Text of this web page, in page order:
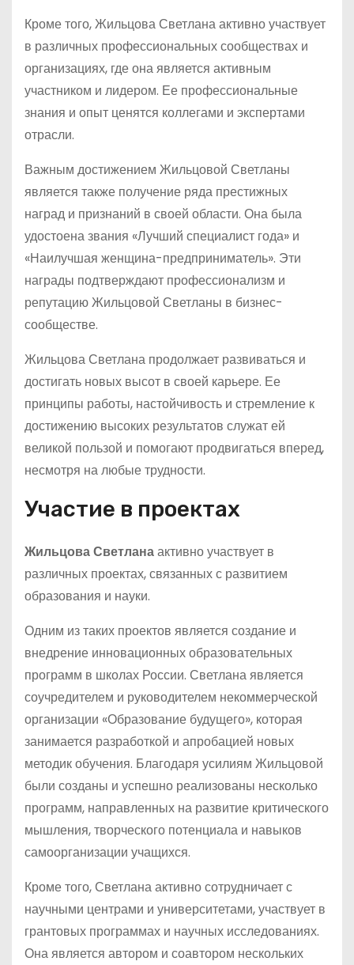
Кроме того, Жильцова Светлана активно участвует
в различных профессиональных сообществах и
организациях, где она является активным
участником и лидером. Ее профессиональные
знания и опыт ценятся коллегами и экспертами
отрасли.
Важным достижением Жильцовой Светланы
является также получение ряда престижных
наград и признаний в своей области. Она была
удостоена звания «Лучший специалист года» и
«Наилучшая женщина-предприниматель». Эти
награды подтверждают профессионализм и
репутацию Жильцовой Светланы в бизнес-
сообществе.
Жильцова Светлана продолжает развиваться и
достигать новых высот в своей карьере. Ее
принципы работы, настойчивость и стремление к
достижению высоких результатов служат ей
великой пользой и помогают продвигаться вперед,
несмотря на любые трудности.
Участие в проектах
Жильцова Светланаактивно участвует в
различных проектах, связанных с развитием
образования и науки.
Одним из таких проектов является создание и
внедрение инновационных образовательных
программ в школах России. Светлана является
соучредителем и руководителем некоммерческой
организации «Образование будущего», которая
занимается разработкой и апробацией новых
методик обучения. Благодаря усилиям Жильцовой
были созданы и успешно реализованы несколько
программ, направленных на развитие критического
мышления, творческого потенциала и навыков
самоорганизации учащихся.
Кроме того, Светлана активно сотрудничает с
научными центрами и университетами, участвует в
грантовых программах и научных исследованиях.
Она является автором и соавтором нескольких